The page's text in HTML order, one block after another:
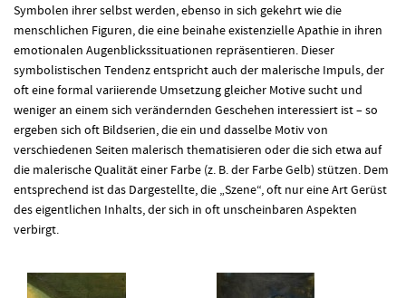
Symbolen ihrer selbst werden, ebenso in sich gekehrt wie die
menschlichen Figuren, die eine beinahe existenzielle Apathie in ihren
emotionalen Augenblickssituationen repräsentieren. Dieser
symbolistischen Tendenz entspricht auch der malerische Impuls, der
oft eine formal variierende Umsetzung gleicher Motive sucht und
weniger an einem sich verändernden Geschehen interessiert ist – so
ergeben sich oft Bildserien, die ein und dasselbe Motiv von
verschiedenen Seiten malerisch thematisieren oder die sich etwa auf
die malerische Qualität einer Farbe (z. B. der Farbe Gelb) stützen. Dem
entsprechend ist das Dargestellte, die „Szene“, oft nur eine Art Gerüst
des eigentlichen Inhalts, der sich in oft unscheinbaren Aspekten
verbirgt.